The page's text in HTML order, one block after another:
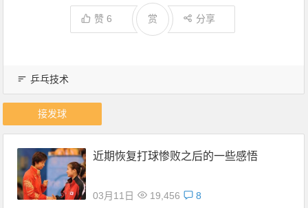
赞6 分享
赏
乒乓技术
接发球
近期恢复打球惨败之后的一些感悟
03月11日 19,456 8